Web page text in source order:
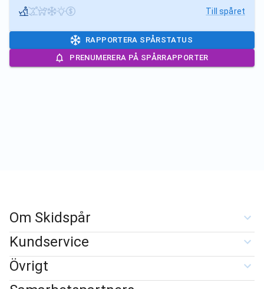
Till spåret
RAPPORTERA SPÅRSTATUS
PRENUMERERA PÅ SPÅRRAPPORTER
Om Skidspår
Kundservice
Övrigt